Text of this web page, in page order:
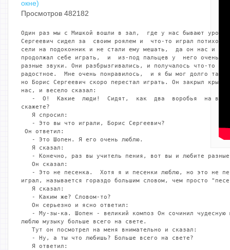
окне)
Просмотров 482182
Один раз мы с Мишкой вошли в зал,  где у нас бывают уроки
Сергеевич сидел за  своим роялем и  что-то играл
сели на подоконник и не стали ему мешать,  да он нас и не
продолжал себе играть,  и  из-под пальцев у  него очень
разные звуки. Они разбрызгивались, и получалось что-то
радостное.  Мне очень понравилось,  и я бы мог долго так
но Борис Сергеевич скоро перестал играть. Он закрыл
нас, и весело сказал:
-  О!  Какие  люди!  Сидят,  как  два  воробья  на
скажете?
   Я спросил:
   - Это вы что играли, Борис Сергеевич?
Он ответил:
   - Это Шопен. Я его очень люблю.
   Я сказал:
- Конечно, раз вы учитель пения, вот вы и любите
   Он сказал:
- Это не песенка.  Хотя я и песенки люблю, но это не
играл, называется гораздо большим словом, чем просто
   Я сказал:
   - Каким же? Словом-то?
   Он серьезно и ясно ответил:
- Му-зы-ка. Шопен - великий композ Он сочинил чудесную
люблю музыку больше всего на свете.
   Тут он посмотрел на меня внимательно и сказал:
   - Ну, а ты что любишь? Больше всего на свете?
   Я ответил: